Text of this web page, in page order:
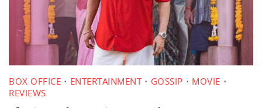
BOX OFFICE ENTERTAINMENT GOSSIP
MOVIE
REVIEWS